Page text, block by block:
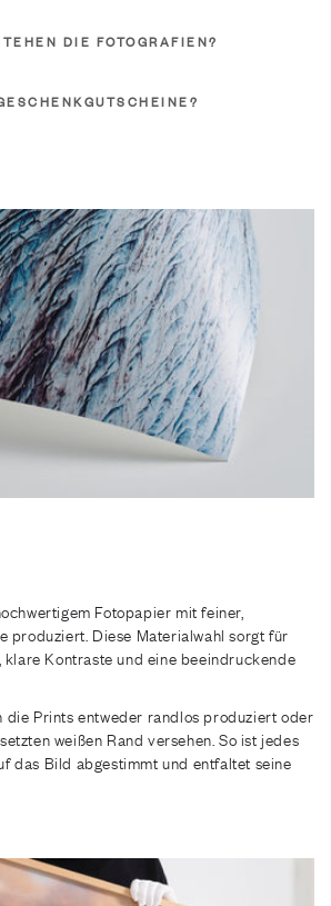
DIE FOTOGRAFIEN?
Fotopapier mit feiner,
produziert. Diese Materialwahl sorgt für
klare Kontraste und eine beeindruckende
die Prints entweder randlos produziert oder
weißen Rand versehen. So ist jedes
das Bild abgestimmt und entfaltet seine